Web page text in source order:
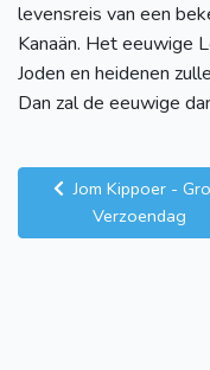
levensreis van een
Kanaän. Het eeuwige
Joden en heidenen
Dan zal de eeuwige
Jom Kippoer -
Verzoendag